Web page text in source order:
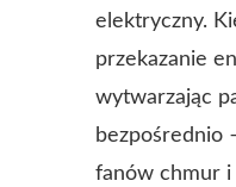
elektryczny.
przekazanie
wytwarzając
bezpośrednio
fanów chmur i